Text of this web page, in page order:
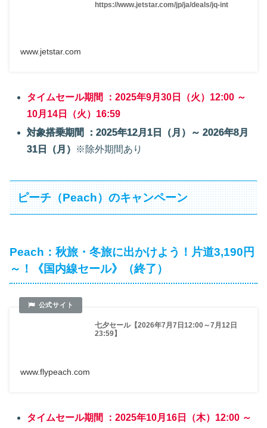
https://www.jetstar.com/jp/ja/deals/jq-int
www.jetstar.com
タイムセール期間 ：2025年9月30日（火）12:00 ～
10月14日（火）16:59
対象搭乗期間 ：2025年12月1日（月）～ 2026年8月
31日（月）
※除外期間あり
ピーチ（Peach）のキャンペーン
Peach：秋旅・冬旅に出かけよう！片道3,190円
～！《国内線セール》（終了）
七夕セール【2026年7月7日12:00～7月12日
23:59】
www.flypeach.com
タイムセール期間 ：2025年10月16日（木）12:00 ～